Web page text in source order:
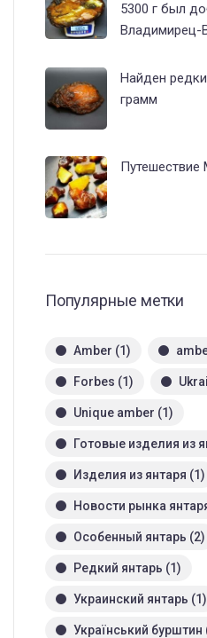
5300 г был
Владимирец-
Найден
грамм
Популярные метки
Amber (1)
Forbes (1)
Unique amber (1)
Готовые изделия из
Изделия из янтаря (1)
Новости рынка
Особенный янтарь (2)
Редкий янтарь (1)
Украинский янтарь (1)
Український бурштин